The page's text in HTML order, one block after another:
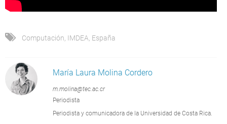
Computación IMDEA España
María Laura Molina Cordero
m.molina@tec.ac.cr
Periodista
Periodista y comunicadora de la Universidad de Costa Rica.